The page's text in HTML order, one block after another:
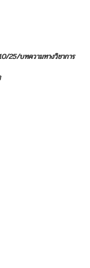
25/บทความทางวิชาการ